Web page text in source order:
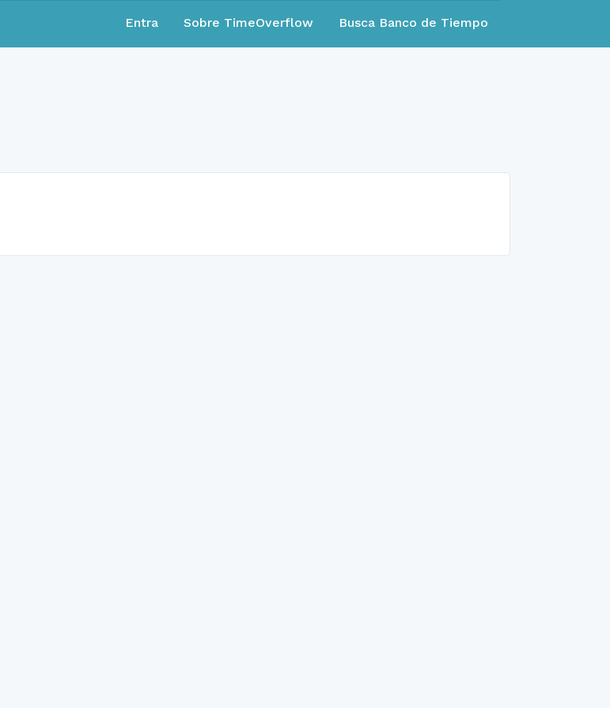
Entra Sobre TimeOverflow Busca Banco de Tiempo